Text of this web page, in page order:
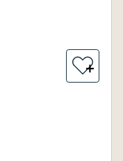
＋